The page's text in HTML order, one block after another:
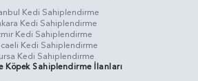
Kedi Sahiplendirme
Kedi Sahiplendirme
Kedi Sahiplendirme
Kedi Sahiplendirme
Kedi Sahiplendirme
Köpek Sahiplendirme İlanları